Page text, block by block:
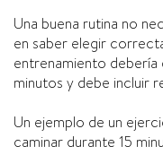
Una buena rutina no
en saber elegir
entrenamiento
minutos y debe incluir
Un ejemplo de un
caminar durante 15